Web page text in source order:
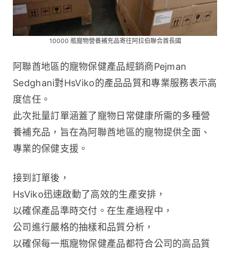
10000 瓶寵物營養補充品寄往阿拉伯聯合酋長國
阿聯酋地區的寵物保健產品經銷商Pejman
Sedghani對HsViko的產品品質和專業服務表示高
度信任。
此次批量訂單涵蓋了寵物日常健康所需的多種營
養補充品，旨在為阿聯酋地區的寵物提供全面、
專業的保健支援。
接到訂單後，
HsViko迅速啟動了高效的生產安排，
以確保產品準時交付。在生產過程中，
公司進行嚴格的抽樣和品質分析，
以確保每一瓶寵物保健產品都符合公司的高品質